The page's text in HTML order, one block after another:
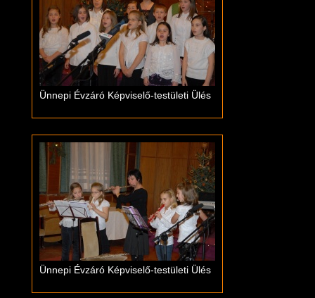
Ünnepi Évzáró Képviselő-testületi Ülés
Ünnepi Évzáró Képviselő-testületi Ülés